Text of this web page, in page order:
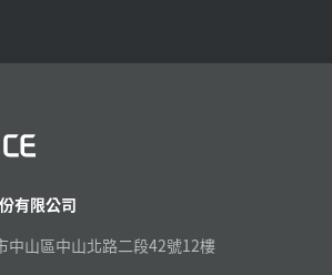
有限公司
中山區中山北路二段42號12樓